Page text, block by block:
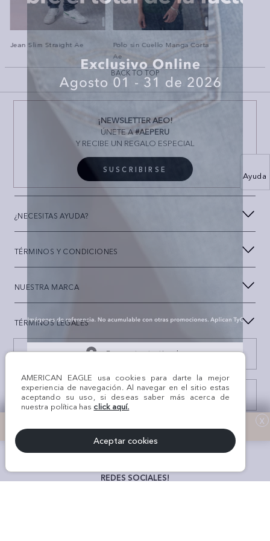
AMERICAN EAGLE usa cookies para darte la mejor
experiencia de navegación. Al navegar en el sitio estas
aceptando su uso, si deseas saber más acerca de
nuestra política has click aquí.
Aceptar cookies
x
Ayuda
Jean Slim Straight Ae
Polo sin Cuello Manga Corta
Ae
BACK TO TOP
¡NEWSLETTER AEO!
ÚNETE A#AEPERU
Y RECIBE UN REGALO ESPECIAL
SUSCRIBIRSE
¿NECESITAS AYUDA?
TÉRMINOS Y CONDICIONES
NUESTRA MARCA
TÉRMINOS LEGALES
Encuentra tu tienda
Consulta estado Reclamación
REDES SOCIALES!